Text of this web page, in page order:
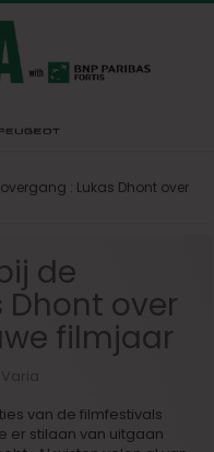
: Lukas Dhont over
de
Dhont over
filmjaar
Varia
van de filmfestivals
er stilaan van uitgaan